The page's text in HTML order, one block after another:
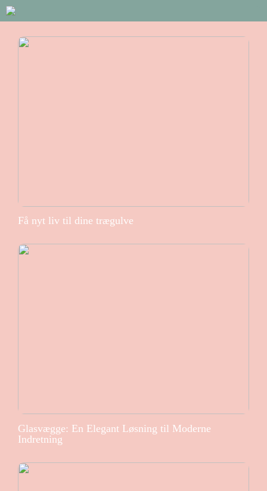
Få nyt liv til dine trægulve
Glasvægge: En Elegant Løsning til Moderne
Indretning